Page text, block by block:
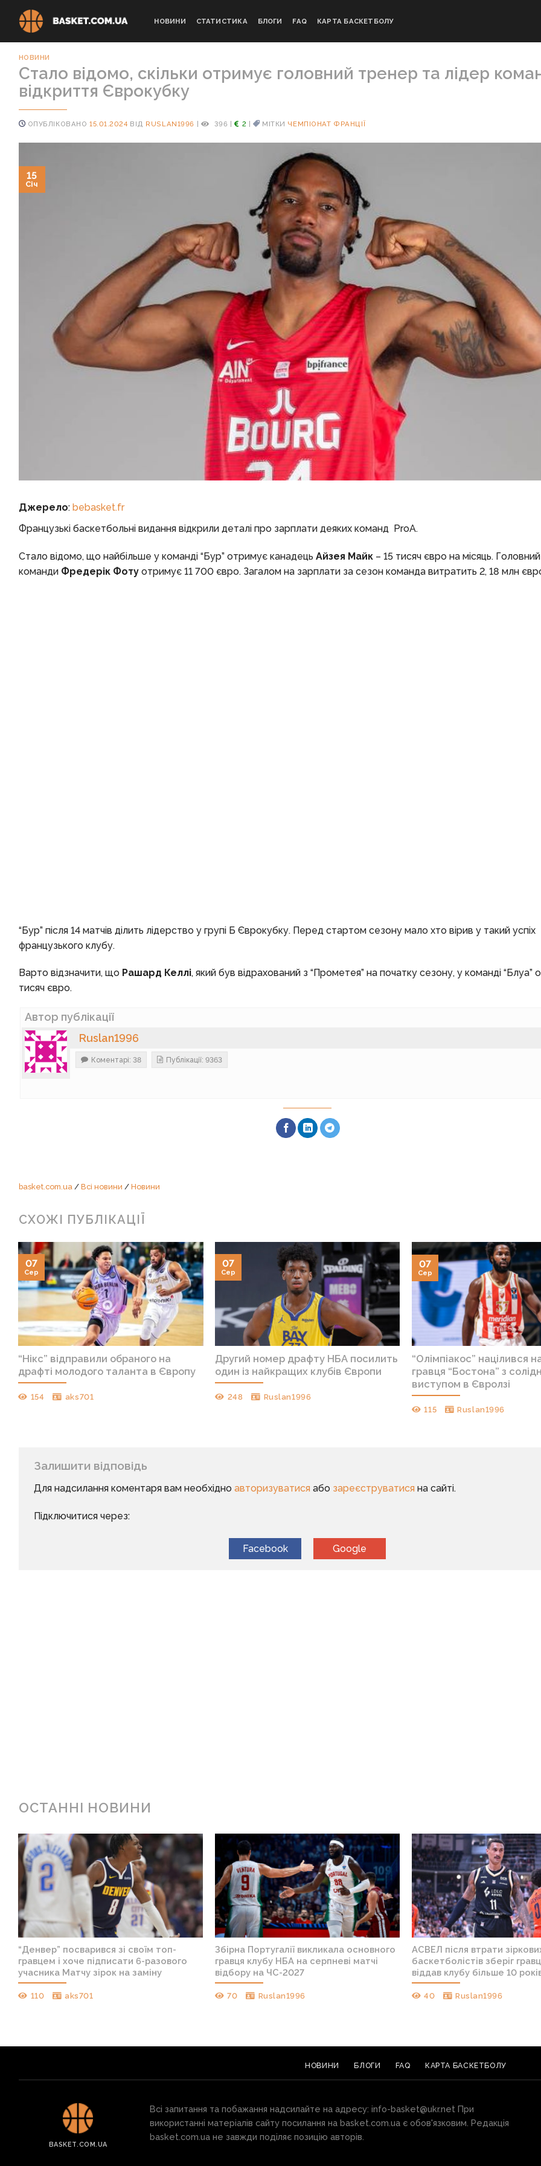
НОВИНИ СТАТИСТИКА БЛОГИ FAQ КАРТА БАСКЕТБОЛУ
НОВИНИ
Стало відомо, скільки отримує головний тренер та лідер
відкриття Єврокубку
ОПУБЛІКОВАНО 15.01.2024 ВІД RUSLAN1996 | 396 | 2 | МІТКИ ЧЕМПІОНАТ ФРАНЦІЇ
15
Січ
Джерело: bebasket.fr
Французькі баскетбольні видання відкрили деталі про зарплати деяких команд ProA.
Стало відомо, що найбільше у команді “Бур” отримує канадець Айзея Майк– 15 тисяч євро на місяць.
команди Фредерік Фотуотримує 11 700 євро. Загалом на зарплати за сезон команда витратить 2, 18 млн
“Бур” після 14 матчів ділить лідерство у групі Б Єврокубку. Перед стартом сезону мало хто вірив у такий успіх
французького клубу.
Варто відзначити, що Рашард Келлі, який був відрахований з “Прометея” на початку сезону, у команді “Блуа”
тисяч євро.
Автор публікації
Ruslan1996
Коментарі: 38 Публікації: 9363
basket.com.ua/ Всі новини / Новини
СХОЖІ ПУБЛІКАЦІЇ
“Нікс” відправили обраного на
драфті молодого таланта в Європу
154 aks701
07
Сер
Другий номер драфту НБА посилить
один із найкращих клубів Європи
248 Ruslan1996
07
Сер
“Олімпіакос” націлився
гравця “Бостона” з
виступом в Євролзі
115 Ruslan1996
07
Сер
Залишити відповідь
Для надсилання коментаря вам необхідно авторизуватисяабо зареєструватисяна сайті.
Підключитися через:
Facebook Google
ОСТАННІ НОВИНИ
“Денвер” посварився зі своїм топ-
гравцем і хоче підписати 6-разового
учасника Матчу зірок на заміну
110 aks701
Збірна Португалії викликала основного
гравця клубу НБА на серпневі матчі
відбору на ЧС-2027
70 Ruslan1996
АСВЕЛ після втрати
баскетболістів зберіг
віддав клубу більше 10
40 Ruslan1996
НОВИНИ БЛОГИ FAQ КАРТА БАСКЕТБОЛУ
BASKET.COM.UA
Всі запитання та побажання надсилайте на адресу: info-basket@ukr.net При
використанні матеріалів сайту посилання на basket.com.ua є обов'язковим. Редакція
basket.com.ua не завжди поділяє позицію авторів.